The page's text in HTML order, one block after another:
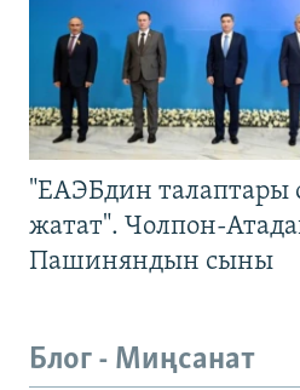
"ЕАЭБдин талаптары
жатат". Чолпон-
Пашиняндын сыны
Блог - Миңсанат